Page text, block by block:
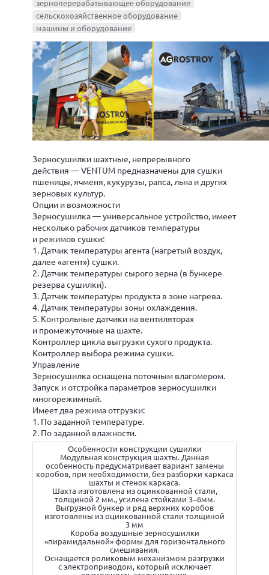
зерноперерабатывающее оборудование
сельскохозяйственное оборудование
машины и оборудование
Зерносушилки шахтные, непрерывного
действия — VENTUM предназначены для сушки
пшеницы, ячменя, кукурузы, рапса, льна и других
зерновых культур.
Опции и возможности
Зерносушилка — универсальное устройство, имеет
несколько рабочих датчиков температуры
и режимов сушки:
1. Датчик температуры агента (нагретый воздух,
далее «агент») сушки.
2. Датчик температуры сырого зерна (в бункере
резерва сушилки).
3. Датчик температуры продукта в зоне нагрева.
4. Датчик температуры зоны охлаждения.
5. Контрольные датчики на вентиляторах
и промежуточные на шахте.
Контроллер цикла выгрузки сухого продукта.
Контроллер выбора режима сушки.
Управление
Зерносушилка оснащена поточным влагомером.
Запуск и отстройка параметров зерносушилки
многорежимный.
Имеет два режима отгрузки:
1. По заданной температуре.
2. По заданной влажности.
Особенности конструкции сушилки
Модульная конструкция шахты. Данная
особенность предусматривает вариант замены
коробов, при необходимости, без разборки каркаса
шахты и стенок каркаса.
Шахта изготовлена из оцинкованной стали,
толщиной 2 мм., усилена стойками 3−6мм.
Выгрузной бункер и ряд верхних коробов
изготовлены из оцинкованной стали толщиной
3 мм
Короба воздушные зерносушилки
«пирамидальной» формы для горизонтального
смешивания.
Оснащается роликовым механизмом разгрузки
с электроприводом, который исключает